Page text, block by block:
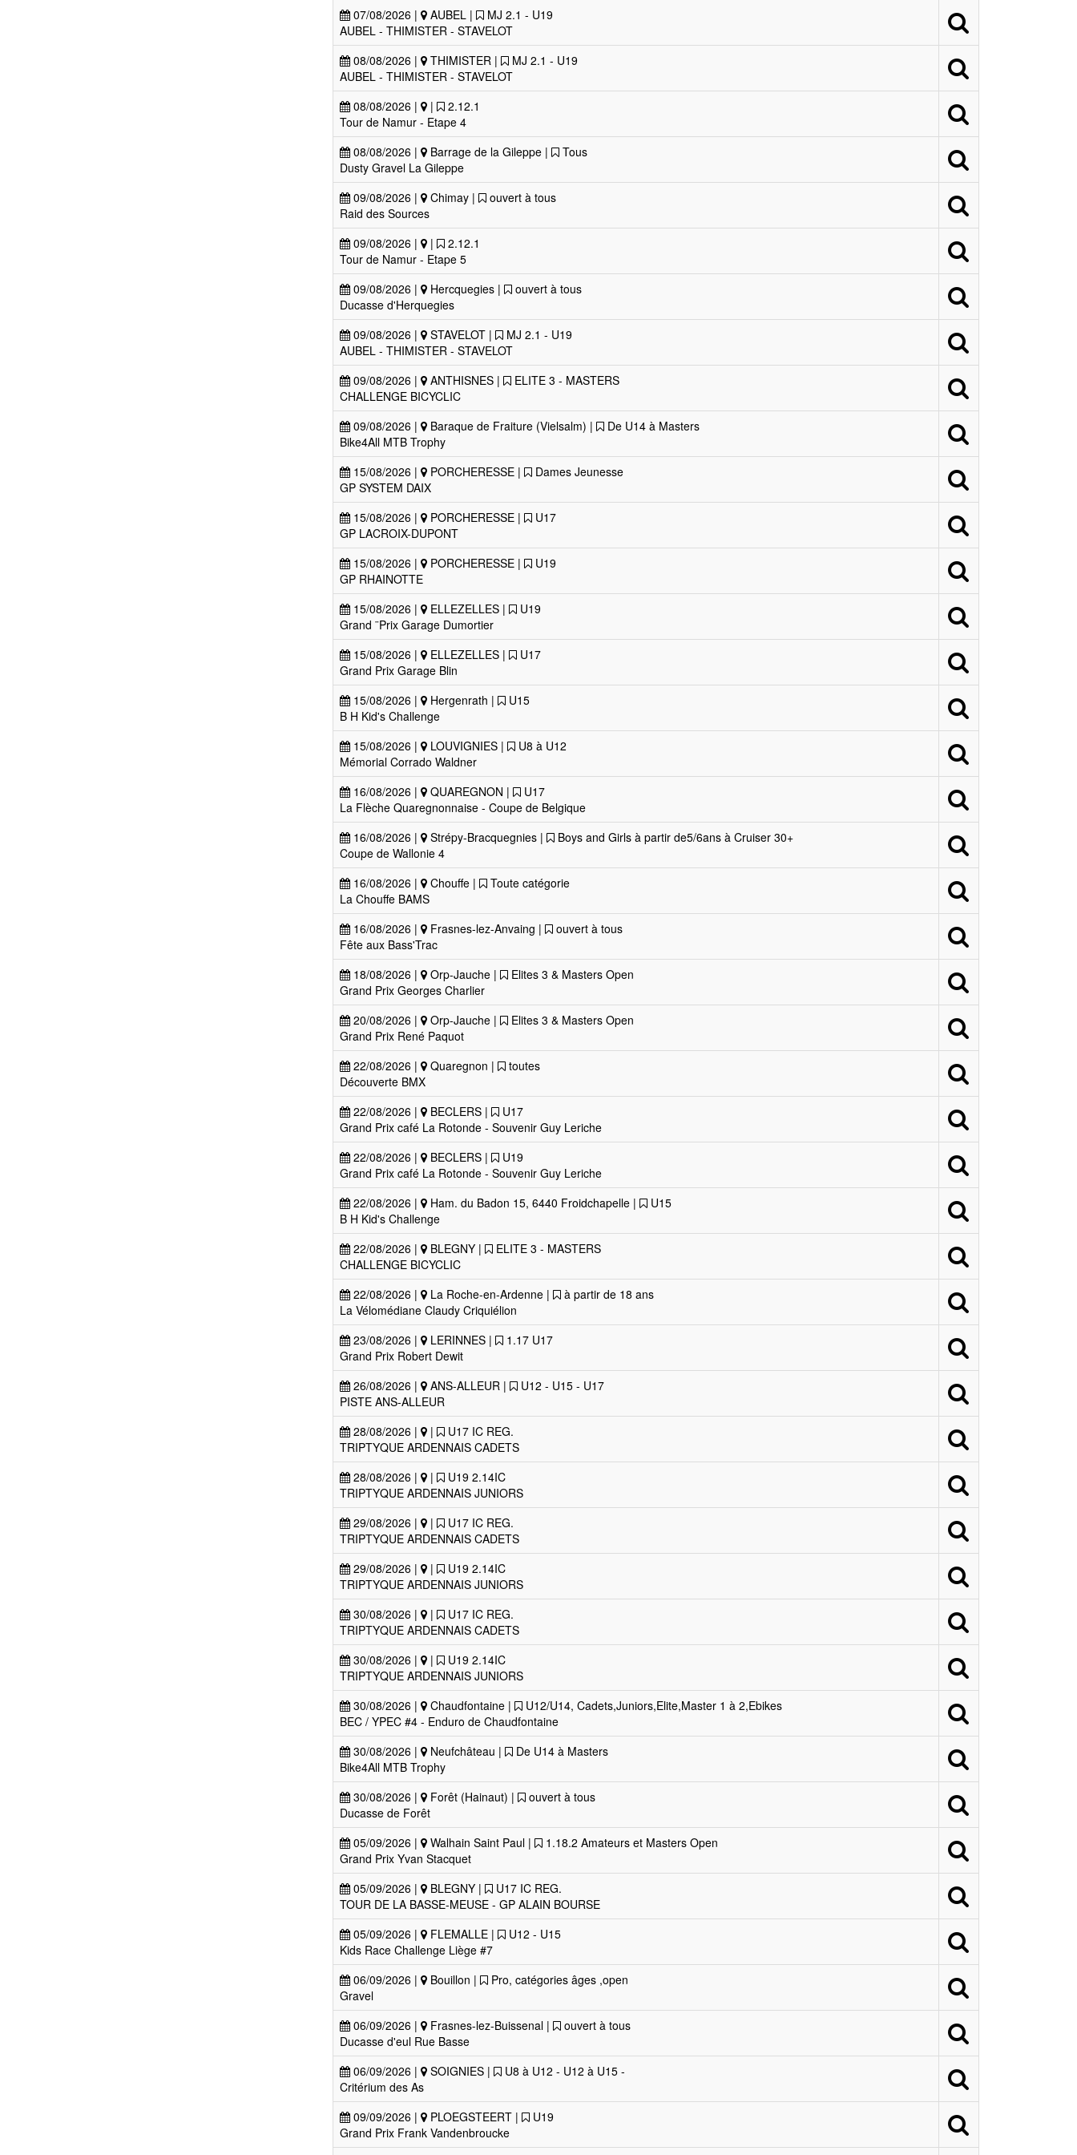
07/08/2026 | AUBEL |
MJ 2.1 - U19
AUBEL - THIMISTER - STAVELOT
08/08/2026 |
THIMISTER |
MJ 2.1 - U19
AUBEL - THIMISTER - STAVELOT
08/08/2026 |
|
2.12.1
Tour de Namur - Etape 4
08/08/2026 |
Barrage de la Gileppe |
Tous
Dusty Gravel La Gileppe
09/08/2026 |
Chimay |
ouvert à tous
Raid des Sources
09/08/2026 |
|
2.12.1
Tour de Namur - Etape 5
09/08/2026 |
Hercquegies |
ouvert à tous
Ducasse d'Herquegies
09/08/2026 |
STAVELOT |
MJ 2.1 - U19
AUBEL - THIMISTER - STAVELOT
09/08/2026 |
ANTHISNES |
ELITE 3 - MASTERS
CHALLENGE BICYCLIC
09/08/2026 |
Baraque de Fraiture (Vielsalm) |
De U14 à Masters
Bike4All MTB Trophy
15/08/2026 |
PORCHERESSE |
Dames Jeunesse
GP SYSTEM DAIX
15/08/2026 |
PORCHERESSE |
U17
GP LACROIX-DUPONT
15/08/2026 |
PORCHERESSE |
U19
GP RHAINOTTE
15/08/2026 |
ELLEZELLES |
U19
Grand ¨Prix Garage Dumortier
15/08/2026 |
ELLEZELLES |
U17
Grand Prix Garage Blin
15/08/2026 |
Hergenrath |
U15
B H Kid's Challenge
15/08/2026 |
LOUVIGNIES |
U8 à U12
Mémorial Corrado Waldner
16/08/2026 |
QUAREGNON |
U17
La Flèche Quaregnonnaise - Coupe de Belgique
16/08/2026 |
Strépy-Bracquegnies |
Boys and Girls à partir de5/6ans à Cruiser 30+
Coupe de Wallonie 4
16/08/2026 |
Chouffe |
Toute catégorie
La Chouffe BAMS
16/08/2026 |
Frasnes-lez-Anvaing |
ouvert à tous
Fête aux Bass'Trac
18/08/2026 |
Orp-Jauche |
Elites 3 & Masters Open
Grand Prix Georges Charlier
20/08/2026 |
Orp-Jauche |
Elites 3 & Masters Open
Grand Prix René Paquot
22/08/2026 |
Quaregnon |
toutes
Découverte BMX
22/08/2026 |
BECLERS |
U17
Grand Prix café La Rotonde - Souvenir Guy Leriche
22/08/2026 |
BECLERS |
U19
Grand Prix café La Rotonde - Souvenir Guy Leriche
22/08/2026 |
Ham. du Badon 15, 6440 Froidchapelle |
U15
B H Kid's Challenge
22/08/2026 |
BLEGNY |
ELITE 3 - MASTERS
CHALLENGE BICYCLIC
22/08/2026 |
La Roche-en-Ardenne |
à partir de 18 ans
La Vélomédiane Claudy Criquiélion
23/08/2026 |
LERINNES |
1.17 U17
Grand Prix Robert Dewit
26/08/2026 |
ANS-ALLEUR |
U12 - U15 - U17
PISTE ANS-ALLEUR
28/08/2026 |
|
U17 IC REG.
TRIPTYQUE ARDENNAIS CADETS
28/08/2026 |
|
U19 2.14IC
TRIPTYQUE ARDENNAIS JUNIORS
29/08/2026 |
|
U17 IC REG.
TRIPTYQUE ARDENNAIS CADETS
29/08/2026 |
|
U19 2.14IC
TRIPTYQUE ARDENNAIS JUNIORS
30/08/2026 |
|
U17 IC REG.
TRIPTYQUE ARDENNAIS CADETS
30/08/2026 |
|
U19 2.14IC
TRIPTYQUE ARDENNAIS JUNIORS
30/08/2026 |
Chaudfontaine |
U12/U14, Cadets,Juniors,Elite,Master 1 à 2,Ebikes
BEC / YPEC #4 - Enduro de Chaudfontaine
30/08/2026 |
Neufchâteau |
De U14 à Masters
Bike4All MTB Trophy
30/08/2026 |
Forêt (Hainaut) |
ouvert à tous
Ducasse de Forêt
05/09/2026 |
Walhain Saint Paul |
1.18.2 Amateurs et Masters Open
Grand Prix Yvan Stacquet
05/09/2026 |
BLEGNY |
U17 IC REG.
TOUR DE LA BASSE-MEUSE - GP ALAIN BOURSE
05/09/2026 |
FLEMALLE |
U12 - U15
Kids Race Challenge Liège #7
06/09/2026 |
Bouillon |
Pro, catégories âges ,open
Gravel
06/09/2026 |
Frasnes-lez-Buissenal |
ouvert à tous
Ducasse d'eul Rue Basse
06/09/2026 |
SOIGNIES |
U8 à U12 - U12 à U15 -
Critérium des As
09/09/2026 |
PLOEGSTEERT |
U19
Grand Prix Frank Vandenbroucke